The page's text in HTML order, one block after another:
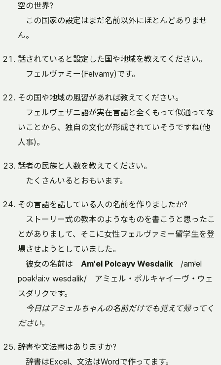
空の世界?
この国家の設定はまだ名前以外にほとんどありませ
ん。
話されていると設定した国や地域を教えてください。
フェルヴァミー(Felvamy)です。
その国や地域の風習があれば教えてください。
フェルヴェザニ語が実在言語と全くもって似通ってな
いことから、独自の文化が形成されていそうですね(他
人事)。
話者の民族と人数を教えてください。
たくさんいるとおもいます。
その言語を話している人の名前を作りましたか?
ストーリー式の教本のようなものを書こうと思ったこ
とがありまして、そこに女性フェルヴァミー留学生を登
場させようとしていました。
彼女の名前は Am'el Polcayv Wesdalik /amʲel
poəkʲai:v wesdalik/ アミェル・ポルキャイーヴ・ウェ
スダリクです。
今日はアミェルちゃんの名前だけでも覚えて帰ってく
ださい。
辞書や文法書はありますか?
辞書はExcel、文法はWordで作ってます。